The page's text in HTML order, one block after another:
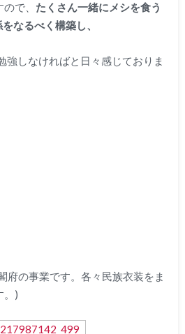
で、 たくさん一緒にメシを食う
なるべく構築し、
強しなければと日々感じておりま
府の事業です。各々民族衣装をま
。)